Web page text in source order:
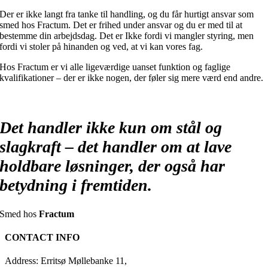
Der er ikke langt fra tanke til handling, og du får hurtigt ansvar som
smed hos Fractum. Det er frihed under ansvar og du er med til at
bestemme din arbejdsdag. Det er Ikke fordi vi mangler styring, men
fordi vi stoler på hinanden og ved, at vi kan vores fag.
Hos Fractum er vi alle ligeværdige uanset funktion og faglige
kvalifikationer – der er ikke nogen, der føler sig mere værd end andre.
Det handler ikke kun om stål og
slagkraft – det handler om at lave
holdbare løsninger, der også har
betydning i fremtiden.
Smed hosFractum
CONTACT INFO
Address: Erritsø Møllebanke 11,